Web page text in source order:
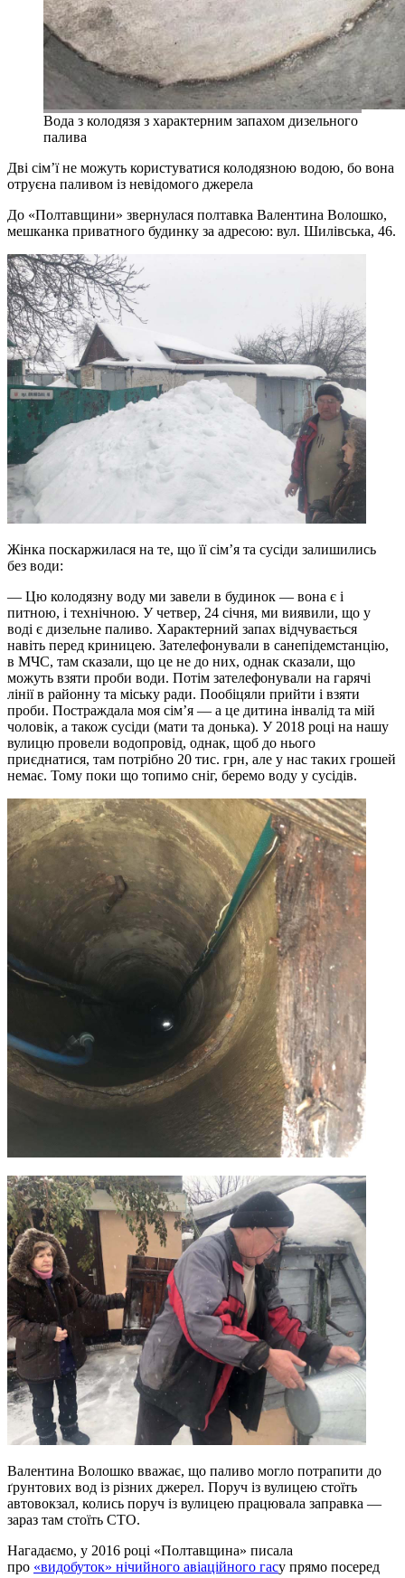
Вода з колодязя з характерним запахом дизельного
палива
Дві сім’ї не можуть користуватися колодязною водою, бо вона
отруєна паливом із невідомого джерела
До «Полтавщини» звернулася полтавка Валентина Волошко,
мешканка приватного будинку за адресою: вул. Шилівська, 46.
Жінка поскаржилася на те, що її сім’я та сусіди залишились
без води:
— Цю колодязну воду ми завели в будинок — вона є і
питною, і технічною. У четвер, 24 січня, ми виявили, що у
воді є дизельне паливо. Характерний запах відчувається
навіть перед криницею. Зателефонували в санепідемстанцію,
в МЧС, там сказали, що це не до них, однак сказали, що
можуть взяти проби води. Потім зателефонували на гарячі
лінії в районну та міську ради. Пообіцяли прийти і взяти
проби. Постраждала моя сім’я — а це дитина інвалід та мій
чоловік, а також сусіди (мати та донька). У 2018 році на нашу
вулицю провели водопровід, однак, щоб до нього
приєднатися, там потрібно 20 тис. грн, але у нас таких грошей
немає. Тому поки що топимо сніг, беремо воду у сусідів.
Валентина Волошко вважає, що паливо могло потрапити до
ґрунтових вод із різних джерел. Поруч із вулицею стоїть
автовокзал, колись поруч із вулицею працювала заправка —
зараз там стоїть СТО.
Нагадаємо, у 2016 році «Полтавщина» писала
про «видобуток» нічийного авіаційного гасу прямо посеред